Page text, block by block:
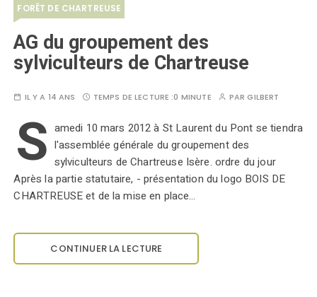
FORÊT DE CHARTREUSE
AG du groupement des
sylviculteurs de Chartreuse
IL Y A 14 ANS TEMPS DE LECTURE :0 MINUTE PARGILBERT
S amedi 10 mars 2012 à St Laurent du Pont se tiendra
l'assemblée générale du groupement des
sylviculteurs de Chartreuse Isère. ordre du jour
Après la partie statutaire, - présentation du logo BOIS DE
CHARTREUSE et de la mise en place…
CONTINUER LA LECTURE